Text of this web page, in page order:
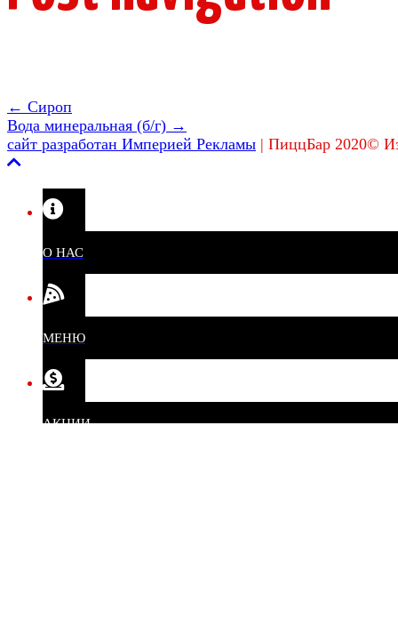
← Сироп
Вода минеральная (б/г) →
сайт разработан Империей Рекламы | ПиццБар 2020©
О НАС
МЕНЮ
АКЦИИ